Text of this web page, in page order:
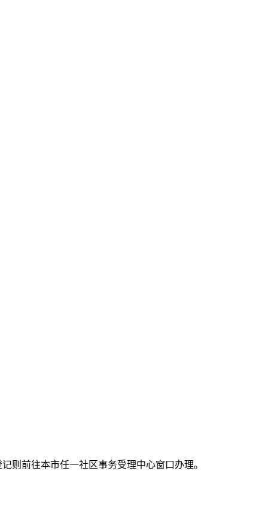
则前往本市任一社区事务受理中心窗口办理。